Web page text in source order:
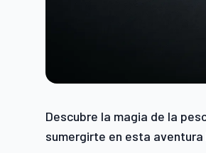
Descubre la magia de la
sumergirte en esta aventura